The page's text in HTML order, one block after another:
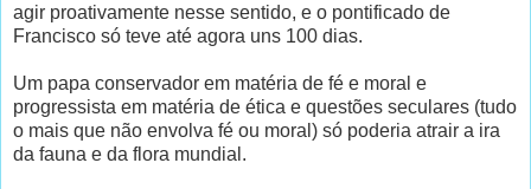
agir proativamente nesse sentido, e o pontificado de
Francisco só teve até agora uns 100 dias.
Um papa conservador em matéria de fé e moral e
progressista em matéria de ética e questões seculares (tudo
o mais que não envolva fé ou moral) só poderia atrair a ira
da fauna e da flora mundial.